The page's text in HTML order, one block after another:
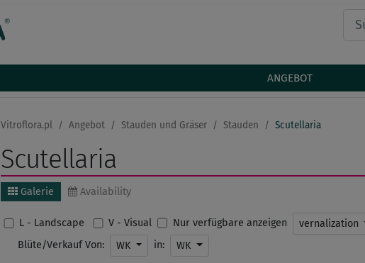
ANGEBOT
Vitroflora.pl Angebot Stauden und Gräser Stauden Scutellaria
Scutellaria
Galerie Availability
L - Landscape V - Visual Nur verfügbare anzeigen vernalization
Blüte/Verkauf Von:
WK in: WK